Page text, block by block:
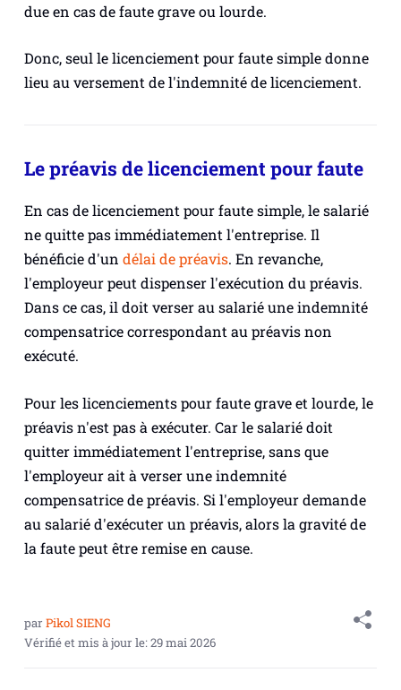
due en cas de faute grave ou lourde.
Donc, seul le licenciement pour faute simple donne
lieu au versement de l'indemnité de licenciement.
Le préavis de licenciement pour faute
En cas de licenciement pour faute simple, le salarié
ne quitte pas immédiatement l'entreprise. Il
bénéficie d'un délai de préavis. En revanche,
l'employeur peut dispenser l'exécution du préavis.
Dans ce cas, il doit verser au salarié une indemnité
compensatrice correspondant au préavis non
exécuté.
Pour les licenciements pour faute grave et lourde, le
préavis n'est pas à exécuter. Car le salarié doit
quitter immédiatement l'entreprise, sans que
l'employeur ait à verser une indemnité
compensatrice de préavis. Si l'employeur demande
au salarié d'exécuter un préavis, alors la gravité de
la faute peut être remise en cause.
par Pikol SIENG
Vérifié et mis à jour le:29 mai 2026